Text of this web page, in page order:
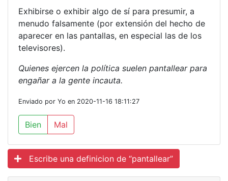
Exhibirse o exhibir algo de sí para presumir, a
menudo falsamente (por extensión del hecho de
aparecer en las pantallas, en especial las de los
televisores).
Quienes ejercen la política suelen pantallear para
engañar a la gente incauta.
Enviado por Yo en 2020-11-16 18:11:27
Bien Mal
Escribe una definicion de “pantallear”